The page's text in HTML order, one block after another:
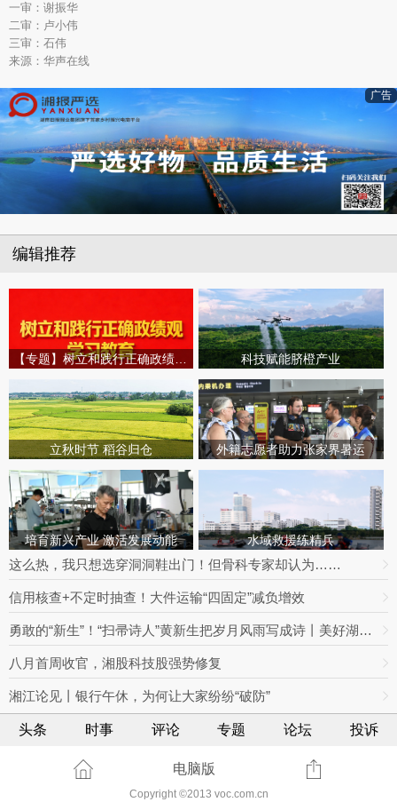
一审：谢振华
二审：卢小伟
三审：石伟
来源：华声在线
广告
编辑推荐
科技赋能脐橙产业
立秋时节 稻谷归仓 外籍志愿者助力张家界暑运
培育新兴产业 激活发展动能 水域救援练精兵
这么热，我只想选穿洞洞鞋出门！但骨科专家却认为……
信用核查+不定时抽查！大件运输“四固定”减负增效
勇敢的“新生”！“扫帚诗人”黄新生把岁月风雨写成诗丨美好湖南推荐官
八月首周收官，湘股科技股强势修复
湘江论见丨银行午休，为何让大家纷纷“破防”
头条 时事 评论 专题 论坛 投诉
电脑版
Copyright ©2013 voc.com.cn